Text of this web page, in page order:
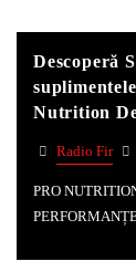
Descoperă
Nutrition
Radio Fir
PRO